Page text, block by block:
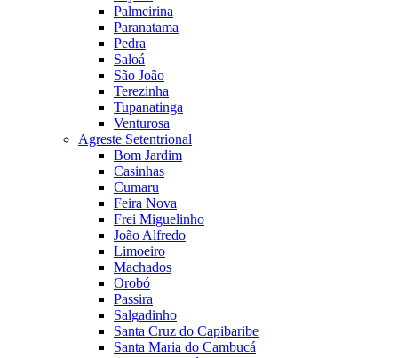
Palmeirina
Paranatama
Pedra
Saloá
São João
Terezinha
Tupanatinga
Venturosa
Agreste Setentrional
Bom Jardim
Casinhas
Cumaru
Feira Nova
Frei Miguelinho
João Alfredo
Limoeiro
Machados
Orobó
Passira
Salgadinho
Santa Cruz do Capibaribe
Santa Maria do Cambucá